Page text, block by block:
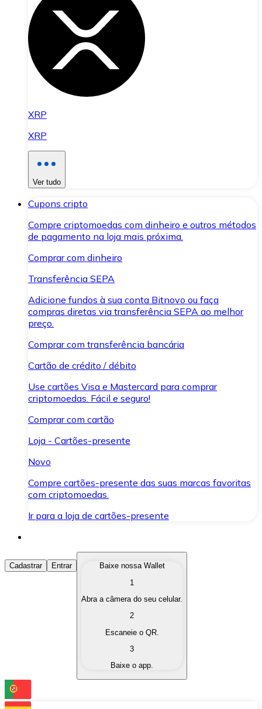
XRP
XRP
Ver tudo
Cupons cripto
Compre criptomoedas com dinheiro e outros métodos
de pagamento na loja mais próxima.
Comprar com dinheiro
Transferência SEPA
Adicione fundos à sua conta Bitnovo ou faça
compras diretas via transferência SEPA ao melhor
preço.
Comprar com transferência bancária
Cartão de crédito / débito
Use cartões Visa e Mastercard para comprar
criptomoedas. Fácil e seguro!
Comprar com cartão
Loja - Cartões-presente
Novo
Compre cartões-presente das suas marcas favoritas
com criptomoedas.
Ir para a loja de cartões-presente
Comprar Criptomoedas
Compre as criptomoedas de seu interesse de forma
Converta suas criptomoedas em moeda fiduciária
Troque uma criptomoeda por outra
Cadastrar Entrar
Baixe nossa Wallet
1
Abra a câmera do seu celular.
2
Escaneie o QR.
3
Baixe o app.